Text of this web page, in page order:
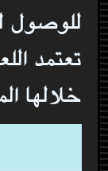
للوصول
تعتمد
خلالها